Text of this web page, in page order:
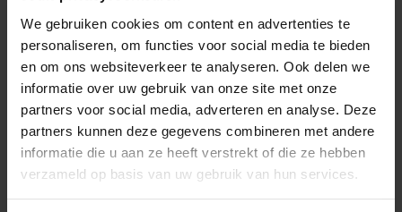
We gebruiken cookies om content en advertenties te
personaliseren, om functies voor social media te bieden
en om ons websiteverkeer te analyseren. Ook delen we
informatie over uw gebruik van onze site met onze
partners voor social media, adverteren en analyse. Deze
partners kunnen deze gegevens combineren met andere
informatie die u aan ze heeft verstrekt of die ze hebben
verzameld op basis van uw gebruik van hun services.
Hocker uit de nieuwe Baron serie. Materiaal: 100% polyester
1 Model
2 Stof: Baquiera Roze Karamel Melee 9 + kleuropties
Hocker (1)